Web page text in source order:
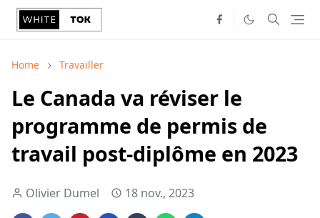
Home Travailler
Le Canada va réviser le
programme de permis de
travail post-diplôme en 2023
Olivier Dumel 18 nov., 2023